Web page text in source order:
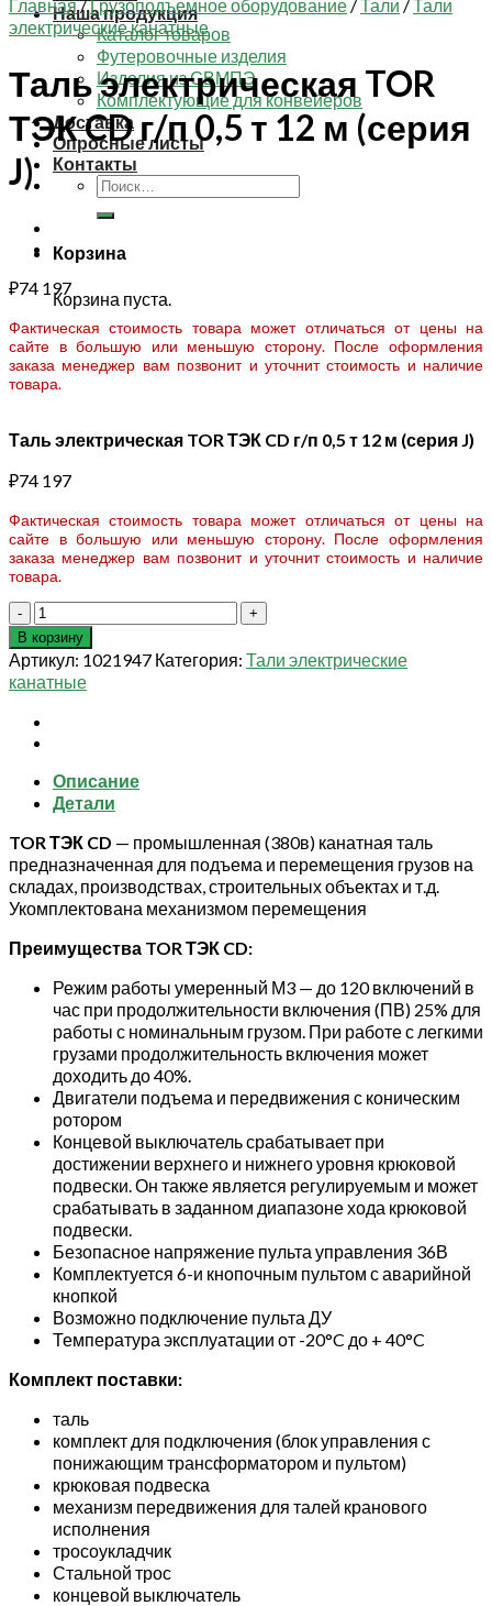
Наша продукция
Каталог товаров
Футеровочные изделия
Изделия из СВМПЭ
Комплектующие для конвейеров
Доставка
Опросные листы
Контакты
Искать:
Корзина
Корзина пуста.
Главная/Грузоподъемное оборудование /Тали /Тали
электрические канатные
Таль электрическая TOR
ТЭК CD г/п 0,5 т 12 м (серия
J)
₽74 197
Фактическая стоимость товара может отличаться от цены на
сайте в большую или меньшую сторону. После оформления
заказа менеджер вам позвонит и уточнит стоимость и наличие
товара.
Таль электрическая TOR ТЭК CD г/п 0,5 т 12 м (серия J)
₽74 197
Фактическая стоимость товара может отличаться от цены на
сайте в большую или меньшую сторону. После оформления
заказа менеджер вам позвонит и уточнит стоимость и наличие
товара.
Количество
товара
Таль
электрическая
TOR
ТЭК
CD
п
0,5
12
м
(серия
J)
В корзину
Артикул: 1021947 Категория: Тали электрические
канатные
Описание
Детали
TOR ТЭК CD — промышленная (380в) канатная таль
предназначенная для подъема и перемещения грузов на
складах, производствах, строительных объектах и т.д.
Укомплектована механизмом перемещения
Преимущества TOR ТЭК CD:
Режим работы умеренный М3 — до 120 включений в
час при продолжительности включения (ПВ) 25% для
работы с номинальным грузом. При работе с легкими
грузами продолжительность включения может
доходить до 40%.
Двигатели подъема и передвижения с коническим
ротором
Концевой выключатель срабатывает при
достижении верхнего и нижнего уровня крюковой
подвески. Он также является регулируемым и может
срабатывать в заданном диапазоне хода крюковой
подвески.
Безопасное напряжение пульта управления 36В
Комплектуется 6-и кнопочным пультом с аварийной
кнопкой
Возможно подключение пульта ДУ
Температура эксплуатации от -20°C до + 40°C
Комплект поставки:
таль
комплект для подключения (блок управления с
понижающим трансформатором и пультом)
крюковая подвеска
механизм передвижения для талей кранового
исполнения
тросоукладчик
Стальной трос
концевой выключатель